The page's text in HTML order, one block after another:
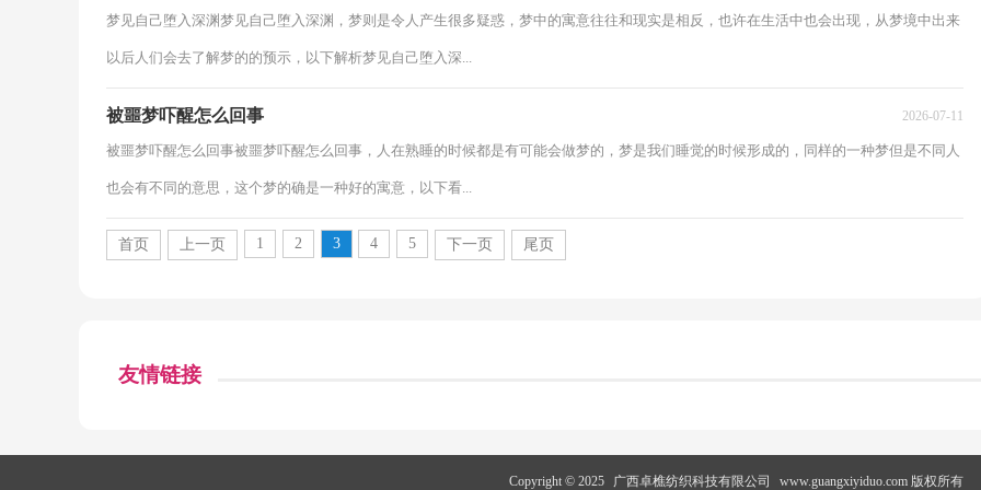
梦见自己堕入深渊梦见自己堕入深渊，梦则是令人产生很多疑惑，梦中的寓意往往和现实是相反，也许在生活中也会出现，从梦境中出来
以后人们会去了解梦的的预示，以下解析梦见自己堕入深...
被噩梦吓醒怎么回事 2026-07-11
被噩梦吓醒怎么回事被噩梦吓醒怎么回事，人在熟睡的时候都是有可能会做梦的，梦是我们睡觉的时候形成的，同样的一种梦但是不同人
也会有不同的意思，这个梦的确是一种好的寓意，以下看...
首页 上一页 1 2 3 4 5 下一页 尾页
友情链接
Copyright © 2025 广西卓樵纺织科技有限公司 www.guangxiyiduo.com 版权所有